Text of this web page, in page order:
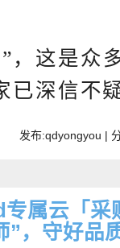
，这是众
已深信不
发布:qdyongyou |
属云「采
”，守好品